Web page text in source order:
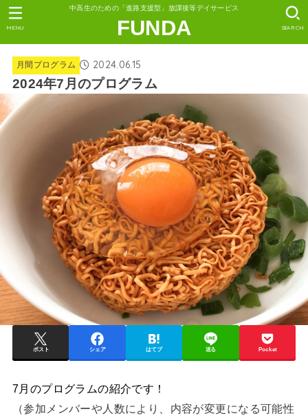
中高生のための「進路支援型」放課後等デイサービス
FUNDA SEARCH
MENU
月間プログラム 2024.06.15
2024年7月のプログラム
ポスト シェア はてブ 送る Pocket
7月のプログラムの紹介です！
（参加メンバーや人数により、内容が変更になる可能性